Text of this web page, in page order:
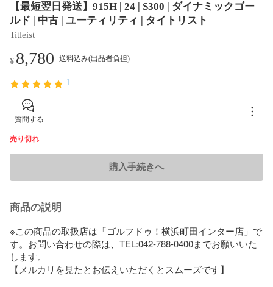
【最短翌日発送】915H | 24 | S300 | ダイナミックゴー
ルド | 中古 | ユーティリティ | タイトリスト
Titleist
¥8,780 送料込み(出品者負担)
1
質問する
売り切れ
購入手続きへ
商品の説明
※この商品の取扱店は「ゴルフドゥ！横浜町田インター店」で
す。お問い合わせの際は、TEL:042-788-0400までお願いいた
します。
【メルカリを見たとお伝えいただくとスムーズです】